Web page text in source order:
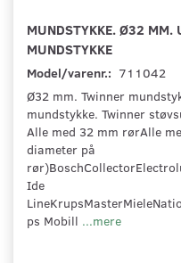
MUNDSTYKKE. Ø32 MM.
MUNDSTYKKE
Model/varenr.: 711042
Ø32 mm. Twinner
mundstykke. Twinner
Alle med 32 mm rørAlle
diameter på
Ide
ps Mobill ...mere